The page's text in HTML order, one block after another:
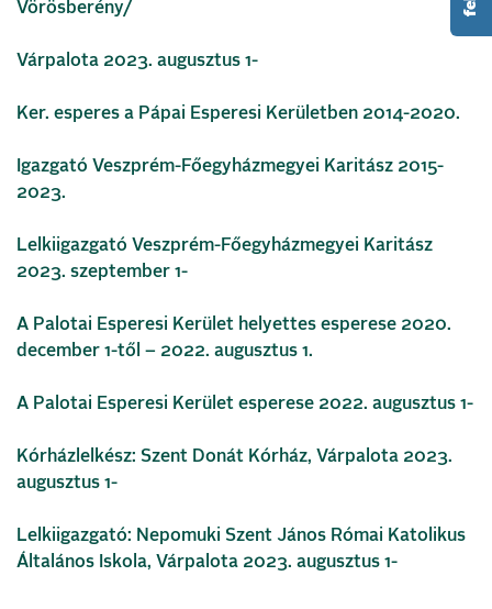
Vörösberény/
Várpalota 2023. augusztus 1-
Ker. esperes a Pápai Esperesi Kerületben 2014-2020.
Igazgató Veszprém-Főegyházmegyei Karitász 2015-
2023.
Lelkiigazgató Veszprém-Főegyházmegyei Karitász
2023. szeptember 1-
A Palotai Esperesi Kerület helyettes esperese 2020.
december 1-től – 2022. augusztus 1.
A Palotai Esperesi Kerület esperese 2022. augusztus 1-
Kórházlelkész: Szent Donát Kórház, Várpalota 2023.
augusztus 1-
Lelkiigazgató: Nepomuki Szent János Római Katolikus
Általános Iskola, Várpalota 2023. augusztus 1-